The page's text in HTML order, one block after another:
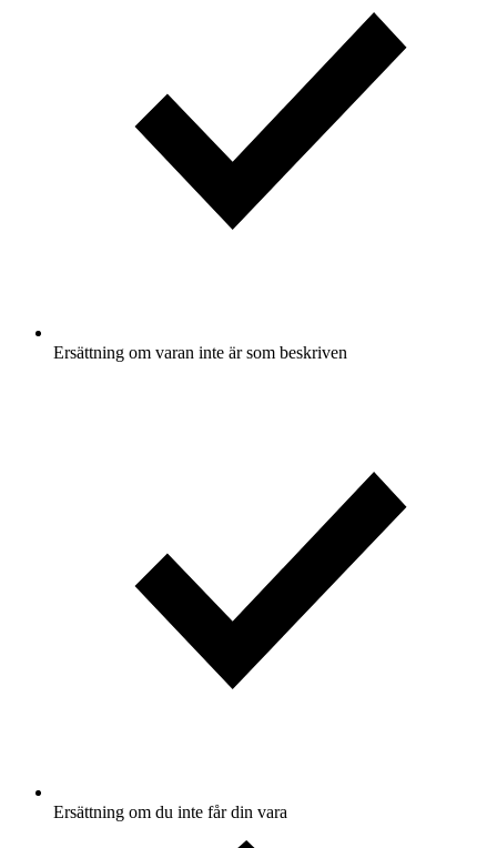
Ersättning om varan inte är som beskriven
Ersättning om du inte får din vara